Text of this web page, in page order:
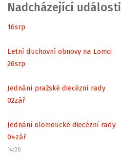
Nadcházející události
16srp
Letní duchovní obnovy na Lomci
26srp
Jednání pražské diecézní rady
02zář
Jednání olomoucké diecézní rady
04zář
14:00